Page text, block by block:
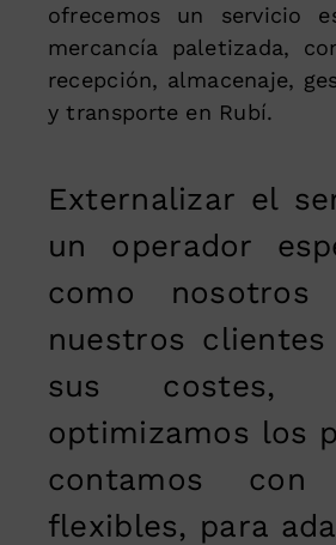
ofrecemos un servicio
mercancía paletizada,
recepción, almacenaje,
y transporte en Rubí.
Externalizar el
un operador
como nosotros
nuestros
sus costes,
optimizamos los
contamos con
flexibles, para